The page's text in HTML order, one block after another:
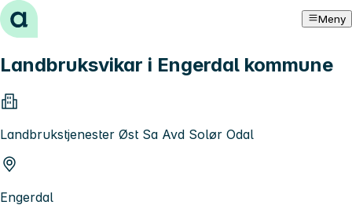
Hopp til innhold Meny
Landbruksvikar i Engerdal kommune
Landbrukstjenester Øst Sa Avd Solør Odal
Engerdal